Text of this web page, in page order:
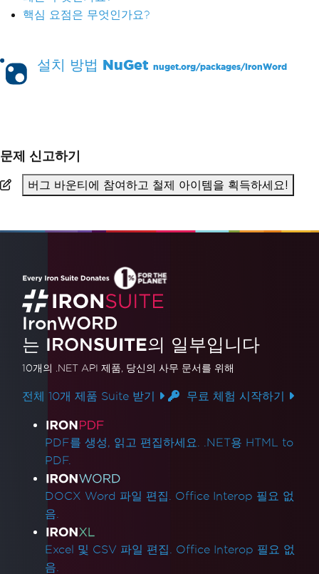
핵심 요점은 무엇인가요?
설치 방법 NuGet nuget.org/packages/IronWord
문제 신고하기
버그 바운티에 참여하고 철제 아이템을 획득하세요!
IronWORD
는 IRONSUITE의 일부입니다
10개의 .NET API 제품, 당신의 사무 문서를 위해
전체 10개 제품 Suite 받기 무료 체험 시작하기
제품 링크
PDF를 생성, 읽고 편집하세요. .NET용 HTML to
PDF.
DOCX Word 파일 편집. Office Interop 필요 없
음.
Excel 및 CSV 파일 편집. Office Interop 필요 없
음.